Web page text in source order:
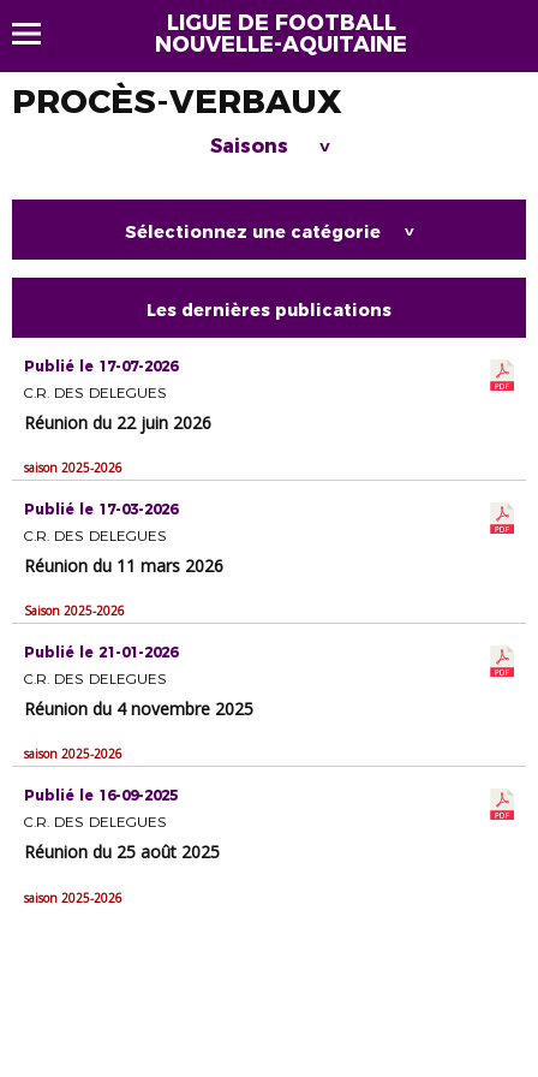
LIGUE DE FOOTBALL
NOUVELLE-AQUITAINE
PROCÈS-VERBAUX
Saisons >
Sélectionnez une catégorie >
Les dernières publications
Publié le 17-07-2026
C.R. DES DELEGUES
Réunion du 22 juin 2026
saison 2025-2026
Publié le 17-03-2026
C.R. DES DELEGUES
Réunion du 11 mars 2026
Saison 2025-2026
Publié le 21-01-2026
C.R. DES DELEGUES
Réunion du 4 novembre 2025
saison 2025-2026
Publié le 16-09-2025
C.R. DES DELEGUES
Réunion du 25 août 2025
saison 2025-2026